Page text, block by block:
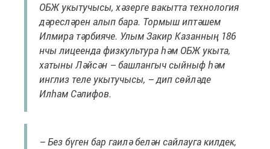
ОБЖ укытучысы, хәзерге вакытта технология
дәресләрен алып бара. Тормыш иптәшем
Илмира тәрбияче. Улым Закир Казанның 186
нчы лицеенда физкультура һәм ОБЖ укыта,
хатыны Ләйсән – башлангыч сыйныф һәм
инглиз теле укытучысы, – дип сөйләде
Илһам Сәлифов.
– Без бүген бар гаилә белән сайлауга килдек,